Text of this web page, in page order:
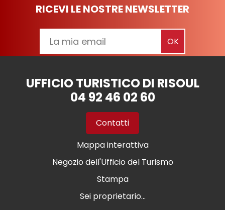
RICEVI LE NOSTRE NEWSLETTER
UFFICIO TURISTICO DI RISOUL
04 92 46 02 60
Contatti
Mappa interattiva
Negozio dell'Ufficio del Turismo
Stampa
Sei proprietario...